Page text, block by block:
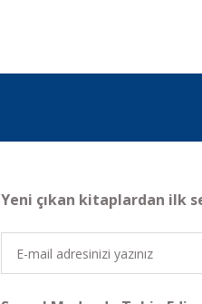
Yeni çıkan kitaplardan ilk